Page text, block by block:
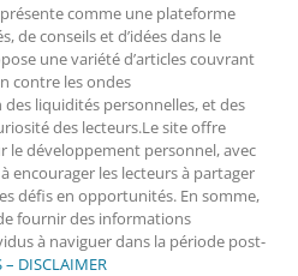
comme une plateforme
de conseils et d’idées dans le
une variété d’articles couvrant
contre les ondes
liquidités personnelles, et des
des lecteurs.Le site offre
le développement personnel, avec
encourager les lecteurs à partager
défis en opportunités. En somme,
fournir des informations
à naviguer dans la période post-
– DISCLAIMER